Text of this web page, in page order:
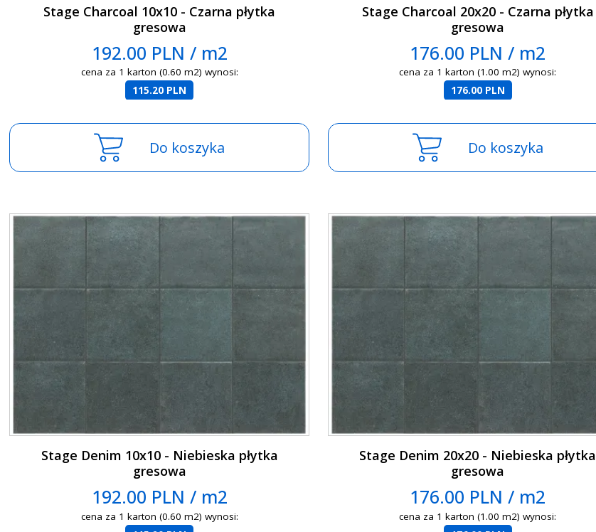
Stage Charcoal 10x10 - Czarna płytka
gresowa
192.00 PLN / m2
cena za 1 karton (0.60 m2) wynosi:
115.20 PLN
Do koszyka
Stage Charcoal 20x20 - Czarna płytka
gresowa
176.00 PLN / m2
cena za 1 karton (1.00 m2) wynosi:
176.00 PLN
Do koszyka
Stage Denim 10x10 - Niebieska płytka
gresowa
192.00 PLN / m2
cena za 1 karton (0.60 m2) wynosi:
Stage Denim 20x20 - Niebieska płytka
gresowa
176.00 PLN / m2
cena za 1 karton (1.00 m2) wynosi: